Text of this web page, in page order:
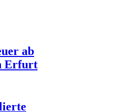
ab
Erfurt